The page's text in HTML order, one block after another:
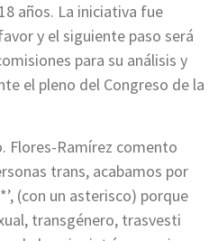
años. La iniciativa fue
y el siguiente paso será
para su análisis y
el pleno del Congreso de la
Flores-Ramírez comento
trans, acabamos por
(con un asterisco) porque
transgénero, trasvesti